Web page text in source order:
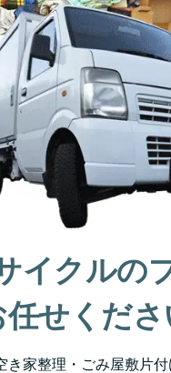
イクルの
任せくださ
き家整理・ごみ屋敷片